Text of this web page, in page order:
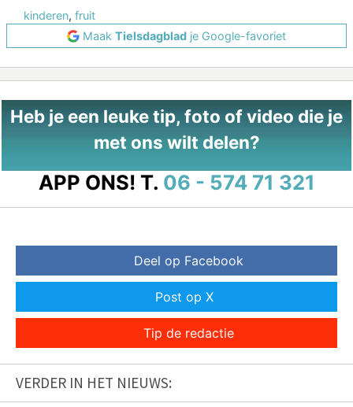
kinderen, fruit
Maak Tielsdagblad je Google-favoriet
Heb je een leuke tip, foto of video die je
met ons wilt delen?
APP ONS! T. 06 - 574 71 321
Deel op Facebook
Post op X
Tip de redactie
VERDER IN HET NIEUWS: